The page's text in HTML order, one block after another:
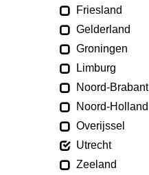
Friesland
Gelderland
Groningen
Limburg
Noord-Brabant
Noord-Holland
Overijssel
Utrecht
Zeeland